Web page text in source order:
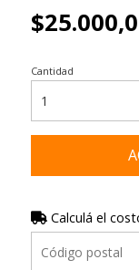
Cantidad
Calculá el